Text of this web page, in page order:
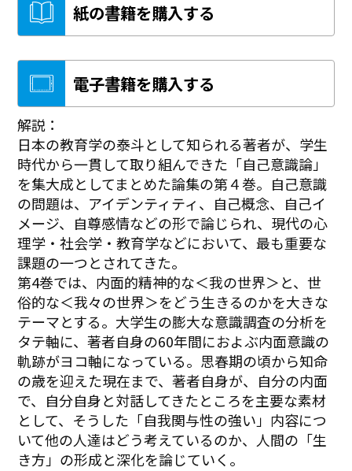
紙の書籍を購入する
電子書籍を購入する
解説：
日本の教育学の泰斗として知られる著者が、学生
時代から一貫して取り組んできた「自己意識論」
を集大成としてまとめた論集の第４巻。自己意識
の問題は、アイデンティティ、自己概念、自己イ
メージ、自尊感情などの形で論じられ、現代の心
理学・社会学・教育学などにおいて、最も重要な
課題の一つとされてきた。
第4巻では、内面的精神的な＜我の世界＞と、世
俗的な＜我々の世界＞をどう生きるのかを大きな
テーマとする。大学生の膨大な意識調査の分析を
タテ軸に、著者自身の60年間におよぶ内面意識の
軌跡がヨコ軸になっている。思春期の頃から知命
の歳を迎えた現在まで、著者自身が、自分の内面
で、自分自身と対話してきたところを主要な素材
として、そうした「自我関与性の強い」内容につ
いて他の人達はどう考えているのか、人間の「生
き方」の形成と深化を論じていく。